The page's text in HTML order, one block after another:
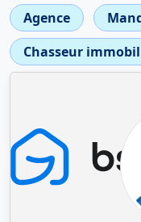
Agence
Chasseur